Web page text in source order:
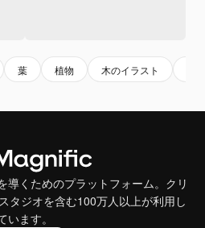
葉 植物 木のイラスト
導くためのプラットフォーム。クリ
タジオを含む100万人以上が利用し
います。